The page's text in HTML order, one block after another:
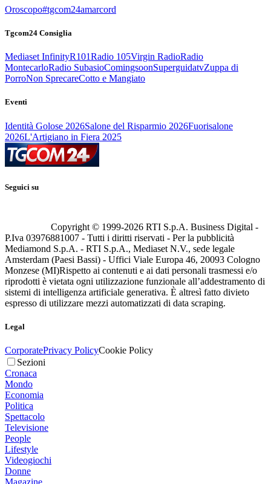
Oroscopo#tgcom24amarcord
Tgcom24 Consiglia
Mediaset InfinityR101Radio 105Virgin RadioRadio
MontecarloRadio SubasioComingsoonSuperguidatvZuppa di
PorroNon SprecareCotto e Mangiato
Eventi
Identità Golose 2026Salone del Risparmio 2026Fuorisalone
2026L'Artigiano in Fiera 2025
Seguici su
Copyright © 1999-2026 RTI S.p.A. Business Digital -
P.Iva 03976881007 - Tutti i diritti riservati - Per la pubblicità
Mediamond S.p.A. - RTI S.p.A., Mediaset N.V., sede legale
Amsterdam (Paesi Bassi) - Uffici Viale Europa 46, 20093 Cologno
Monzese (MI)Rispetto ai contenuti e ai dati personali trasmessi e/o
riprodotti è vietata ogni utilizzazione funzionale all’addestramento di
sistemi di intelligenza artificiale generativa. È altresì fatto divieto
espresso di utilizzare mezzi automatizzati di data scraping.
Legal
CorporatePrivacy PolicyCookie Policy
Sezioni
Cronaca
Mondo
Economia
Politica
Spettacolo
Televisione
People
Lifestyle
Videogiochi
Donne